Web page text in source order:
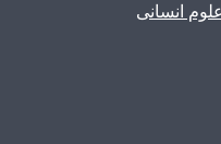
علوم انسانی